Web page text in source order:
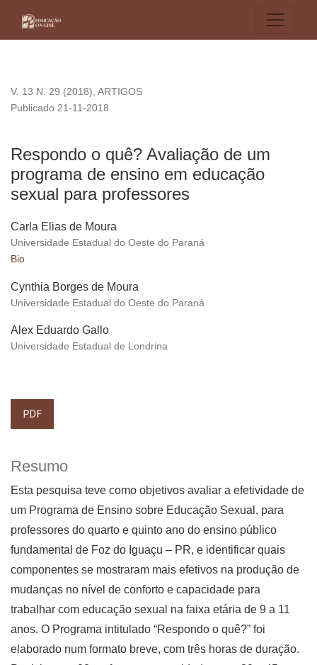
V. 13 N. 29 (2018), ARTIGOS
Respondo o quê? Avaliação de um
programa de ensino em educação
sexual para professores
Publicado 21-11-2018
Carla Elias de Moura
Universidade Estadual do Oeste do Paraná
Bio
Cynthia Borges de Moura
Universidade Estadual do Oeste do Paraná
Alex Eduardo Gallo
Universidade Estadual de Londrina
PDF
Resumo
Esta pesquisa teve como objetivos avaliar a efetividade de
um Programa de Ensino sobre Educação Sexual, para
professores do quarto e quinto ano do ensino público
fundamental de Foz do Iguaçu – PR, e identificar quais
componentes se mostraram mais efetivos na produção de
mudanças no nível de conforto e capacidade para
trabalhar com educação sexual na faixa etária de 9 a 11
anos. O Programa intitulado “Respondo o quê?” foi
elaborado num formato breve, com três horas de duração.